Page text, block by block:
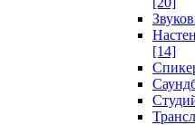
[14]